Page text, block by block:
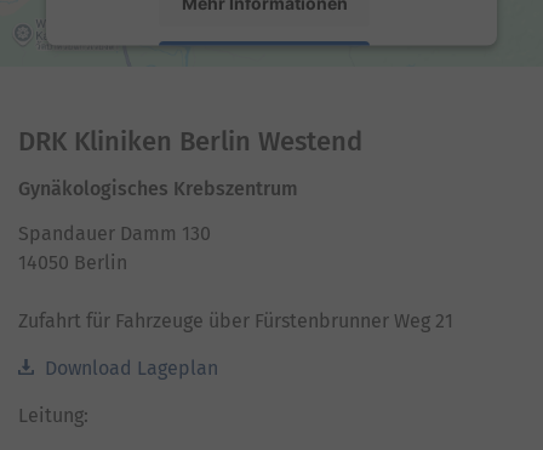
Platform
DRK Kliniken Berlin Westend
Gynäkologisches Krebszentrum
Spandauer Damm 130
14050 Berlin
Zufahrt für Fahrzeuge über Fürstenbrunner Weg 21
Download Lageplan
Leitung: